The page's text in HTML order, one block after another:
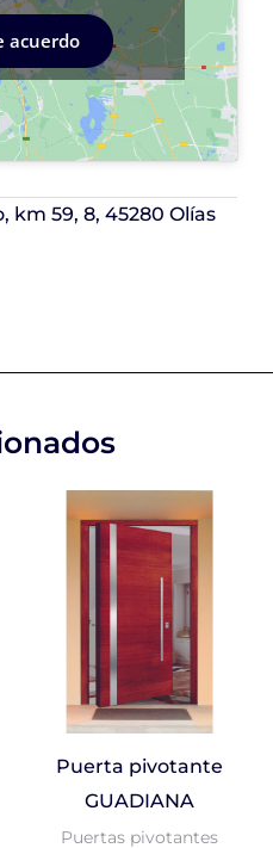
acuerdo
km 59, 8, 45280 Olías
Puerta pivotante
GUADIANA
Puertas pivotantes